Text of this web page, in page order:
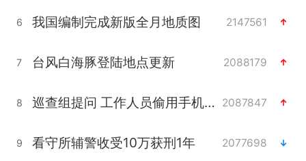
6 我国编制完成新版全月地质图 2147561
7 台风白海豚登陆地点更新 2088179
8 巡查组提问 工作人员偷用手机查答案 2087847
9 看守所辅警收受10万获刑1年 2077698